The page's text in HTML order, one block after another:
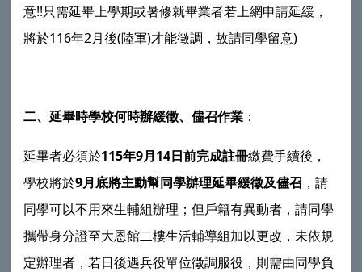
意!!只需延畢上學期或暑修就畢業者若上網申請延緩，
將於116年2月後(陸軍)才能徵調，故請同學留意)
二、延畢時學校何時辦緩徵、儘召作業 ：
延畢者必須於115年9月 14 日前完成註冊繳費手續後，
學校將於9月底將主動幫同學辦理延畢緩徵及儘召 ，請
同學可以不用來生輔組辦理；但戶籍有異動者，請同學
攜帶身分證至大恩館二樓生活輔導組加以更改，未依規
定辦理者，若日後遇兵役單位徵調服役，則需由同學負